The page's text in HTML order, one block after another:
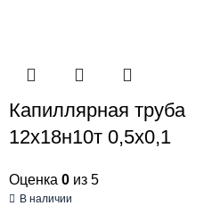
Капиллярная труба
12х18н10т 0,5х0,1
Оценка 0 из 5
В наличии